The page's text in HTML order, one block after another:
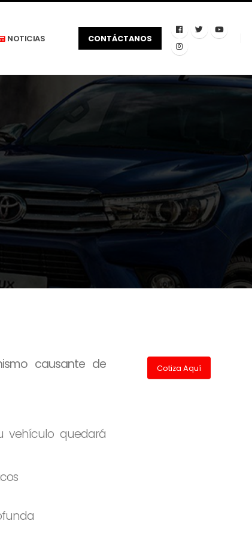
NOTICIAS CONTÁCTANOS
causante de
vehículo quedará
Cotiza Aquí